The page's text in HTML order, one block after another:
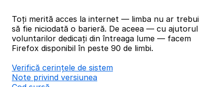
Toți merită acces la internet — limba nu ar trebui
să fie niciodată o barieră. De aceea — cu ajutorul
voluntarilor dedicați din întreaga lume — facem
Firefox disponibil în peste 90 de limbi.
Verifică cerințele de sistem
Note privind versiunea